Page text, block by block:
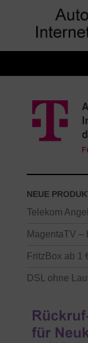
NEUE
Telekom
MagentaTV –
FritzBox ab 1
DSL ohne